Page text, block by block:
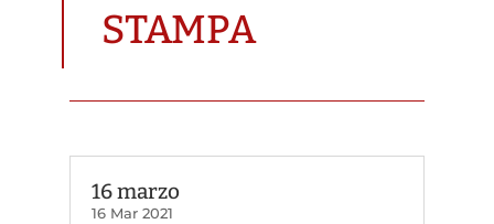
STAMPA
16 marzo
16 Mar 2021